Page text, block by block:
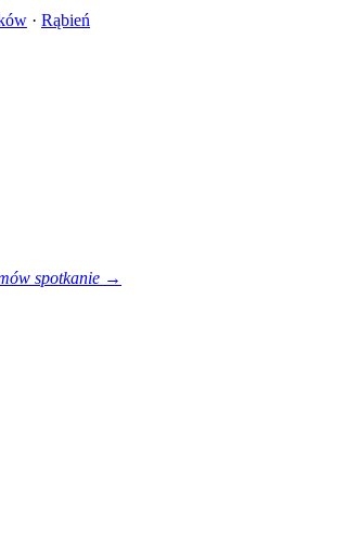
· Rąbień
spotkanie →